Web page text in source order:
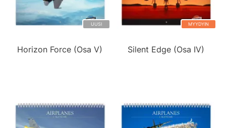
UUSI
Horizon Force (Osa V)
MYYDYIN
Silent Edge (Osa IV)